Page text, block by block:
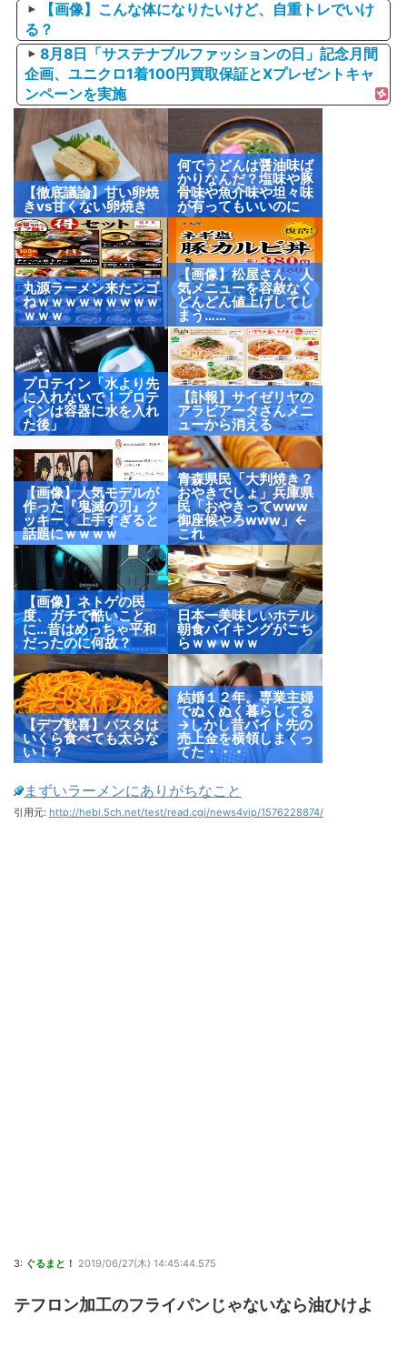
【画像】こんな体になりたいけど、自重トレでいけ
る？
8月8日「サステナブルファッションの日」記念月間
企画、ユニクロ1着100円買取保証とXプレゼントキャ
ンペーンを実施
【徹底議論】甘い卵焼
きvs甘くない卵焼き
何でうどんは醤油味ば
かりなんだ？塩味や豚
骨味や魚介味や坦々味
が有ってもいいのに
丸源ラーメン来たンゴ
ねｗｗｗｗｗｗｗｗｗ
ｗｗｗ
【画像】松屋さん、人
気メニューを容赦なく
どんどん値上げしてし
まう……
プロテイン「水より先
に入れないで！プロテ
インは容器に水を入れ
た後」
【訃報】サイゼリヤの
アラビアータさんメニ
ューから消える
【画像】人気モデルが
作った『鬼滅の刃』ク
ッキー、上手すぎると
話題にｗｗｗｗ
青森県民「大判焼き？
おやきでしょ」兵庫県
民「おやきってwww
御座候やろwww」←
これ
【画像】ネトゲの民
度、ガチで酷いこと
に…昔はめっちゃ平和
だったのに何故？
日本一美味しいホテル
朝食バイキングがこち
らｗｗｗｗｗ
【デブ歓喜】パスタは
いくら食べても太らな
い！？
結婚１２年。専業主婦
でぬくぬく暮らしてる
→しかし昔バイト先の
売上金を横領しまくっ
てた・・・
まずいラーメンにありがちなこと
引用元: http://hebi.5ch.net/test/read.cgi/news4vip/1576228874/
3: ぐるまと！ 2019/06/27(木) 14:45:44.575
テフロン加工のフライパンじゃないなら油ひけよ